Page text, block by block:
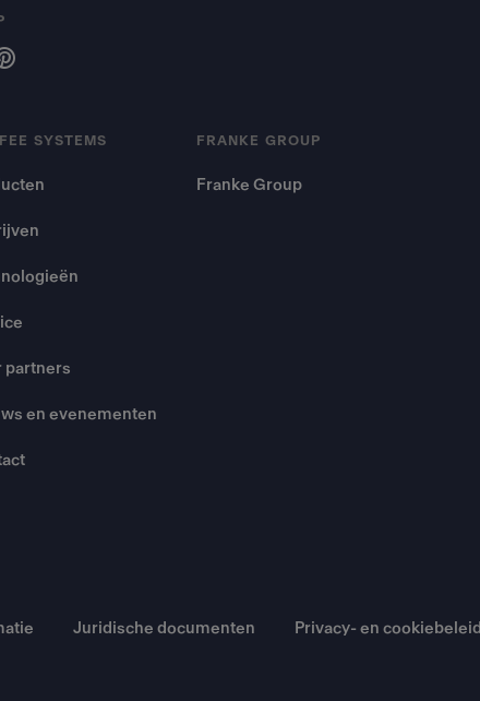
SYSTEMS
partners
en evenementen
FRANKE GROUP
Franke Group
Juridische documenten Privacy- en cookiebeleid